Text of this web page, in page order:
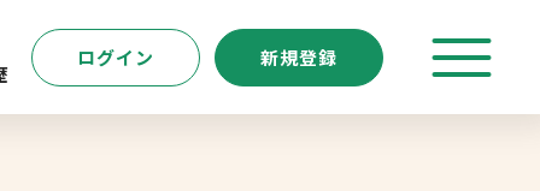
ログイン 新規登録